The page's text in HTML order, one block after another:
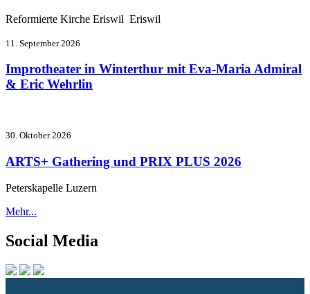
Reformierte Kirche Eriswil Eriswil
11. September 2026
Improtheater in Winterthur mit Eva-Maria Admiral
& Eric Wehrlin
30. Oktober 2026
ARTS+ Gathering und PRIX PLUS 2026
Peterskapelle Luzern
Mehr...
Social Media